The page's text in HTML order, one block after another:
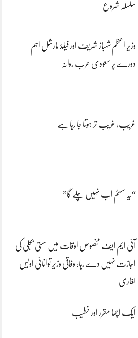
سلسلہ شروع
وزیر اعظم شہباز شریف اور فیلڈ مارشل اہم
دورے پر سعودی عرب روانہ
غریب، غریب تر ہوتا جا رہا ہے
“یہ سسٹم اب نہیں چلے گا”
آئی ایم ایف مخصوص اوقات میں سستی بجلی کی
اجازت نہیں دے رہا، وفاقی وزیر توانائی اویس
لغاری
ایک اچھا مقرر اور خطیب